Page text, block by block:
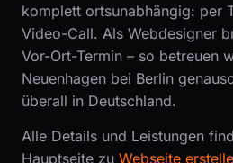
komplett ortsunabhängig: per
Video-Call. Als Webdesigner
Vor-Ort-Termin – so betreuen
Neuenhagen bei Berlin
überall in Deutschland.
Alle Details und Leistungen
Hauptseite zu Webseite